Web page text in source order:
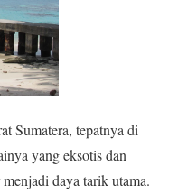
Sumatera, tepatnya di
yang eksotis dan
daya tarik utama.